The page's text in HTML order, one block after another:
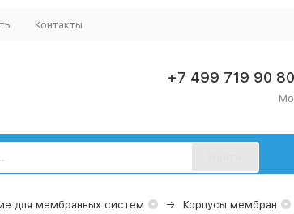
Контакты
+7 499 719 90 80
для мембранных систем Корпусы мембран